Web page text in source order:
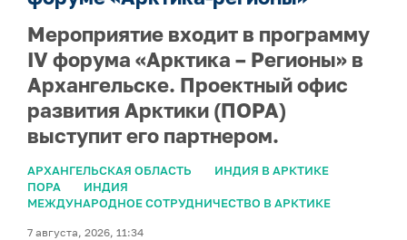
Мероприятие входит в программу
IV форума «Арктика – Регионы» в
Архангельске. Проектный офис
развития Арктики (ПОРА)
выступит его партнером.
АРХАНГЕЛЬСКАЯ ОБЛАСТЬ
ИНДИЯ В АРКТИКЕ
ПОРА
ИНДИЯ
МЕЖДУНАРОДНОЕ СОТРУДНИЧЕСТВО В АРКТИКЕ
7 августа, 2026, 11:34